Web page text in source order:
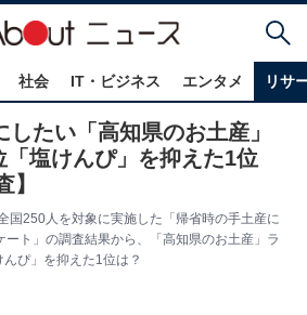
社会 IT・ビジネス エンタメ リサ
たい「高知県のお土産」
「塩けんぴ」を抑えた1位
】
国250人を対象に実施した「帰省時の手土産に
ート」の調査結果から、「高知県のお土産」ラ
ぴ」を抑えた1位は？